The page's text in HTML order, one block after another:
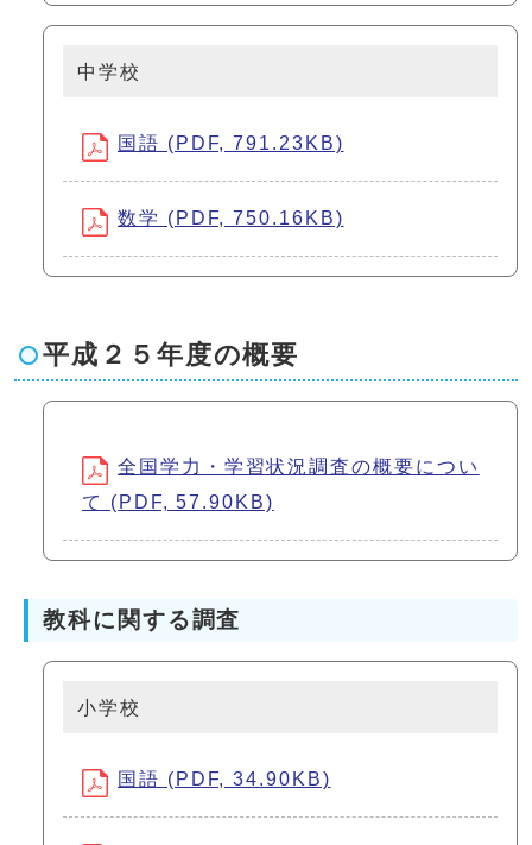
中学校
国語 (PDF, 791.23KB)
数学 (PDF, 750.16KB)
平成２５年度の概要
全国学力・学習状況調査の概要につい
て (PDF, 57.90KB)
教科に関する調査
小学校
国語 (PDF, 34.90KB)